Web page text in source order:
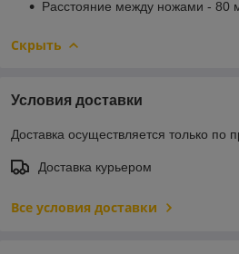
Расстояние между ножами - 80
Скрыть
Условия доставки
Доставка осуществляется только по
Доставка курьером
Все условия доставки